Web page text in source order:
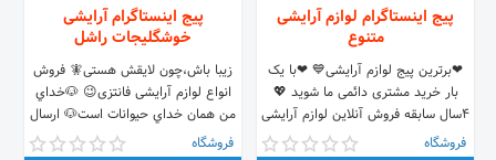
پیج اینستاگرام لوازم آرایشی
متنوع
❤برترین پیج لوازم آرایشی💙 ❤با یک
بار خرید مشتری دائمی ما شوید 💖
4سال سابقه فروش آنلاین لوازم آرایشی
❤12ت هزینه پست ❤09196083940
فروشگاه
پیج اینستاگرام آرایشی
خوشگلیجات راشل
زیبا باش،چون لایقش هستی🧚 فروش
انواع لوازم آرایشی فانتزی😉 🐶خداي
من همان خداي حيوانات است🐶 ارسال
به سراسر کشور✈️🛵🚐 فروشگاه